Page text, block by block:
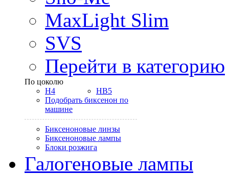
MaxLight Slim
SVS
Перейти в категорию
По цоколю
H4
HB5
Подобрать биксенон по
машине
Биксеноновые линзы
Биксеноновые лампы
Блоки розжига
Галогеновые лампы